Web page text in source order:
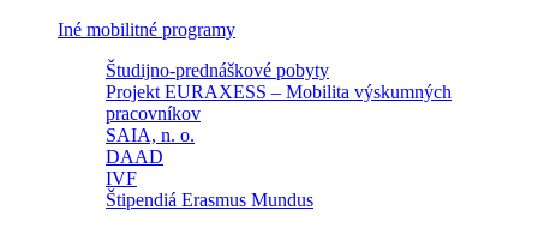
Iné mobilitné programy
Študijno-prednáškové pobyty
Projekt EURAXESS – Mobilita výskumných
pracovníkov
SAIA, n. o.
DAAD
IVF
Štipendiá Erasmus Mundus